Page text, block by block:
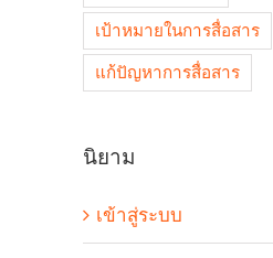
เป้าหมายในการสื่อสาร
แก้ปัญหาการสื่อสาร
นิยาม
เข้าสู่ระบบ